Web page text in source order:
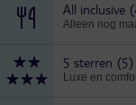
All inclusive
Alleen nog
5 sterren (5)
Luxe en